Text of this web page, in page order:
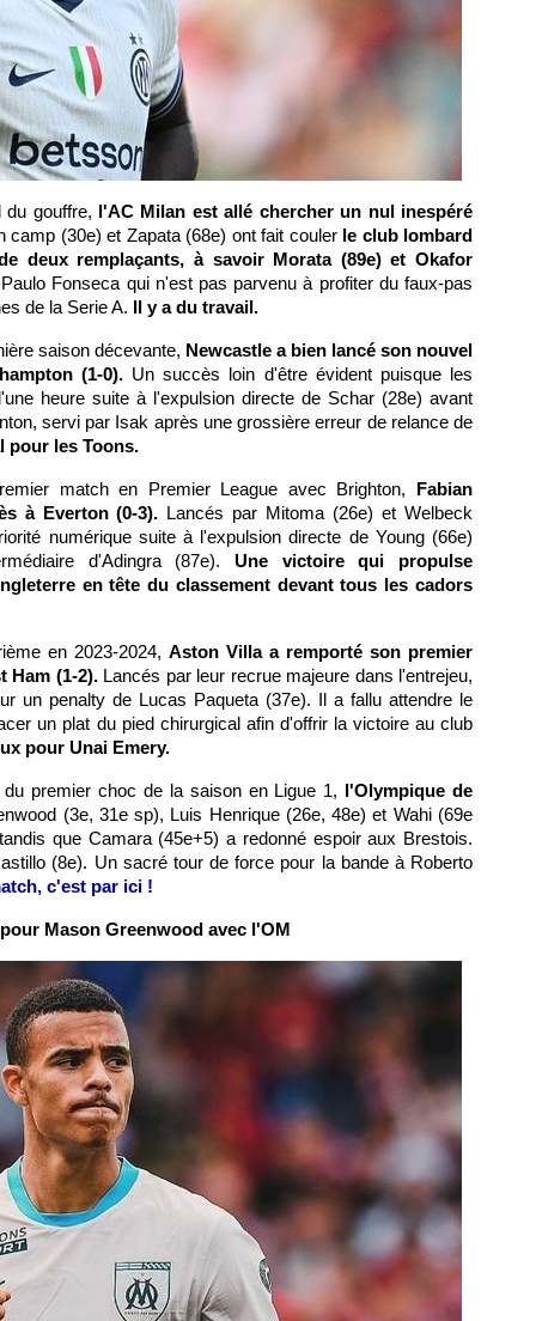
du gouffre, l'AC Milan est allé chercher un nul inespéré
camp (30e) et Zapata (68e) ont fait coulerle club lombard
deux remplaçants, à savoir Morata (89e) et Okafor
Fonseca qui n'est pas parvenu à profiter du faux-pas
de la Serie A. Il y a du travail.
saison décevante, Newcastle a bien lancé son nouvel
(1-0). Un succès loin d'être évident puisque les
heure suite à l'expulsion directe de Schar (28e) avant
servi par Isak après une grossière erreur de relance de
pour les Toons.
match en Premier League avec Brighton, Fabian
à Everton (0-3). Lancés par Mitoma (26e) et Welbeck
numérique suite à l'expulsion directe de Young (66e)
d'Adingra (87e).Une victoire qui propulse
en tête du classement devant tous les cadors
en 2023-2024, Aston Villa a remporté son premier
Ham (1-2).Lancés par leur recrue majeure dans l'entrejeu,
un penalty de Lucas Paqueta (37e). Il a fallu attendre le
un plat du pied chirurgical afin d'offrir la victoire au club
pour Unai Emery.
premier choc de la saison en Ligue 1, l'Olympique de
(3e, 31e sp), Luis Henrique (26e, 48e) et Wahi (69e
que Camara (45e+5) a redonné espoir aux Brestois.
(8e). Un sacré tour de force pour la bande à Roberto
c'est par ici !
Mason Greenwood avec l'OM